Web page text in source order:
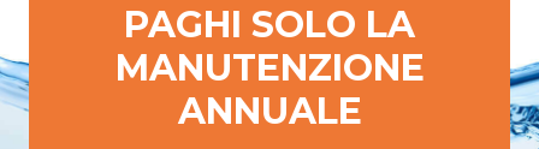
PAGHI SOLO LA
MANUTENZIONE
ANNUALE